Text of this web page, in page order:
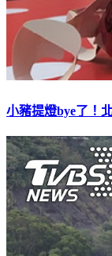
小豬提燈bye了！